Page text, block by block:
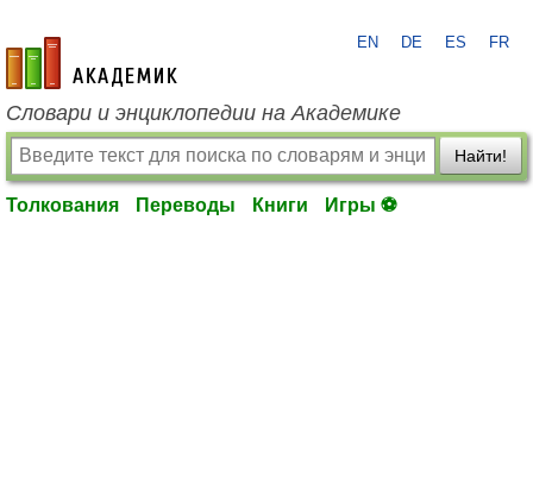
academic.ru
EN DE ES FR
Словари и энциклопедии на Академике
Найти!
Толкования Переводы Книги Игры ⚽